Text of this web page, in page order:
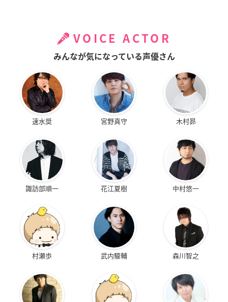
VOICE ACTOR
みんなが気になっている声優さん
速水奨 宮野真守 木村昴
諏訪部順一 花江夏樹 中村悠一
村瀬歩 武内駿輔 森川智之